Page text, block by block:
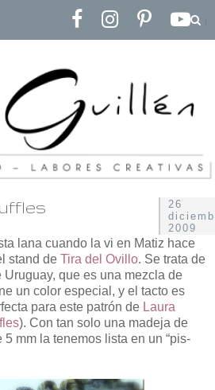
26
2009
lana cuando la vi en Matiz hace
stand de Tira del Ovillo. Se trata de
que es una mezcla de
un color especial, y el tacto es
para este patrón de Laura
). Con tan solo una madeja de
mm la tenemos lista en un “pis-